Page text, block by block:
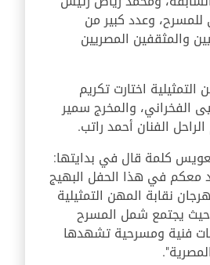
وعدد كبير من
والمثقفين المصريين
اختارت تكريم
الفخراني، والمخرج سمير
الفنان أحمد راتب.
كلمة قال في بدايتها:
معكم في هذا الحفل البهيج
نقابة المهن التمثيلية
يجتمع شمل المسرح
فنية ومسرحية تشهدها